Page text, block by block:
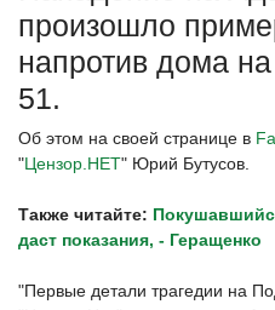
произошло
напротив дома
51.
Об этом на своей странице в
"Цензор.НЕТ" Юрий Бутусов.
Также читайте:
даст показания, - Геращенко
"Первые детали трагедии на